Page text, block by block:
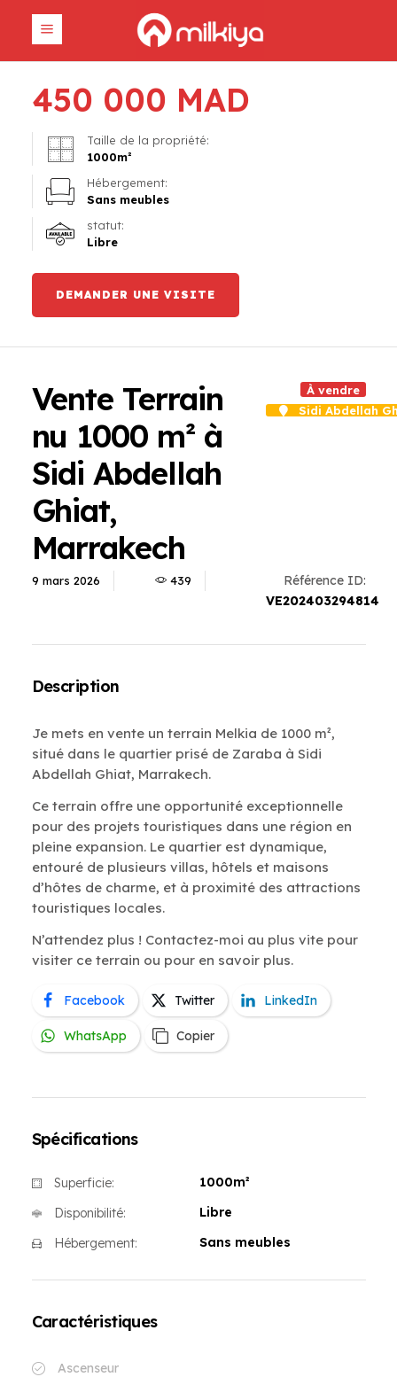
450 000 MAD
Taille de la propriété:
1000m²
Hébergement:
Sans meubles
statut:
Libre
DEMANDER UNE VISITE
Vente Terrain
nu 1000 m² à
Sidi Abdellah
Ghiat,
Marrakech
À vendre
Sidi Abdellah
9 mars 2026 439
Référence ID:
VE202403294814
Description
Je mets en vente un terrain Melkia de 1000 m²,
situé dans le quartier prisé de Zaraba à Sidi
Abdellah Ghiat, Marrakech.
Ce terrain offre une opportunité exceptionnelle
pour des projets touristiques dans une région en
pleine expansion. Le quartier est dynamique,
entouré de plusieurs villas, hôtels et maisons
d’hôtes de charme, et à proximité des attractions
touristiques locales.
N’attendez plus ! Contactez-moi au plus vite pour
visiter ce terrain ou pour en savoir plus.
Facebook Twitter LinkedIn
WhatsApp Copier
Spécifications
Superficie:
1000m²
Disponibilité:
Libre
Hébergement:
Sans meubles
Caractéristiques
Ascenseur